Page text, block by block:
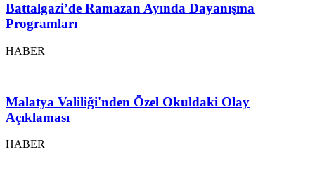
Battalgazi’de Ramazan Ayında Dayanışma
Programları
HABER
Malatya Valiliği'nden Özel Okuldaki Olay
Açıklaması
HABER